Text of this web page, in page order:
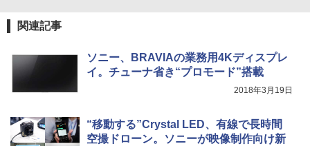
関連記事
ソニー、BRAVIAの業務用4Kディスプレ
イ。チューナ省き“プロモード”搭載
2018年3月19日
“移動する”Crystal LED、有線で長時間
空撮ドローン。ソニーが映像制作向け新